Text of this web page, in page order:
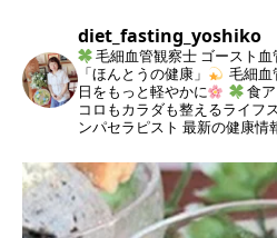
diet_fasting_yoshiko
毛細血管観察士 ゴースト
「ほんとうの健康」
毛細血
日をもっと軽やかに
食
コロもカラダも整えるライフ
ンパセラピスト 最新の健康情